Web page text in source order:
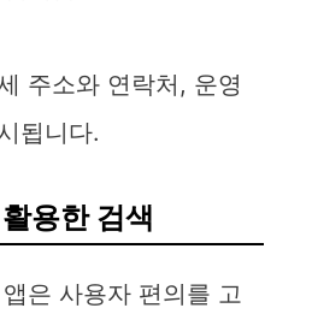
주소와 연락처, 운영
됩니다.
용한 검색
은 사용자 편의를 고